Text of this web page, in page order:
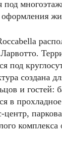
под
под
создана
и гостей:
в
комплекса